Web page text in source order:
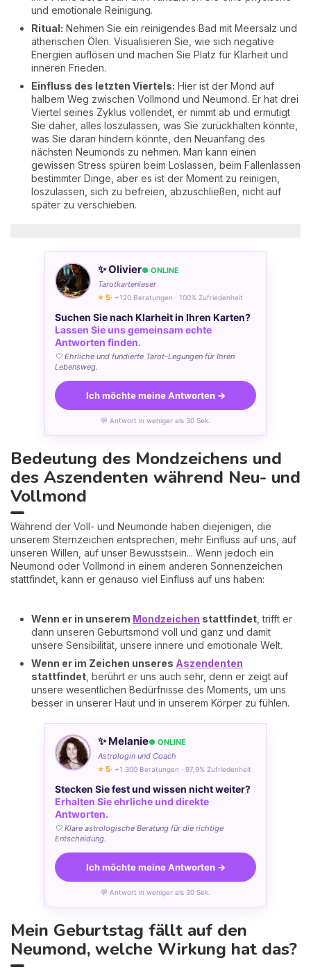
und emotionale Reinigung.
Ritual: Nehmen Sie ein reinigendes Bad mit Meersalz und
ätherischen Ölen. Visualisieren Sie, wie sich negative
Energien auflösen und machen Sie Platz für Klarheit und
inneren Frieden.
Einfluss des letzten Viertels: Hier ist der Mond auf
halbem Weg zwischen Vollmond und Neumond. Er hat drei
Viertel seines Zyklus vollendet, er nimmt ab und ermutigt
Sie daher, alles loszulassen, was Sie zurückhalten könnte,
was Sie daran hindern könnte, den Neuanfang des
nächsten Neumonds zu nehmen. Man kann einen
gewissen Stress spüren beim Loslassen, beim Fallenlassen
bestimmter Dinge, aber es ist der Moment zu reinigen,
loszulassen, sich zu befreien, abzuschließen, nicht auf
später zu verschieben.
✨ Olivier● ONLINE
Tarotkartenleser
⭐ 5· +120 Beratungen · 100% Zufriedenheit
Suchen Sie nach Klarheit in Ihren Karten?
Lassen Sie uns gemeinsam echte
Antworten finden.
🤍 Ehrliche und fundierte Tarot-Legungen für Ihren
Lebensweg.
Ich möchte meine Antworten →
💬 Antwort in weniger als 30 Sek.
Bedeutung des Mondzeichens und
des Aszendenten während Neu- und
Vollmond
Während der Voll- und Neumonde haben diejenigen, die
unserem Sternzeichen entsprechen, mehr Einfluss auf uns, auf
unseren Willen, auf unser Bewusstsein... Wenn jedoch ein
Neumond oder Vollmond in einem anderen Sonnenzeichen
stattfindet, kann er genauso viel Einfluss auf uns haben:
Wenn er in unserem Mondzeichen stattfindet , trifft er
dann unseren Geburtsmond voll und ganz und damit
unsere Sensibilität, unsere innere und emotionale Welt.
Wenn er im Zeichen unseres Aszendenten
stattfindet , berührt er uns auch sehr, denn er zeigt auf
unsere wesentlichen Bedürfnisse des Moments, um uns
besser in unserer Haut und in unserem Körper zu fühlen.
✨ Melanie● ONLINE
Astrologin und Coach
⭐ 5· +1.300 Beratungen · 97,9% Zufriedenheit
Stecken Sie fest und wissen nicht weiter?
Erhalten Sie ehrliche und direkte
Antworten.
🤍 Klare astrologische Beratung für die richtige
Entscheidung.
Ich möchte meine Antworten →
💬 Antwort in weniger als 30 Sek.
Mein Geburtstag fällt auf den
Neumond, welche Wirkung hat das?